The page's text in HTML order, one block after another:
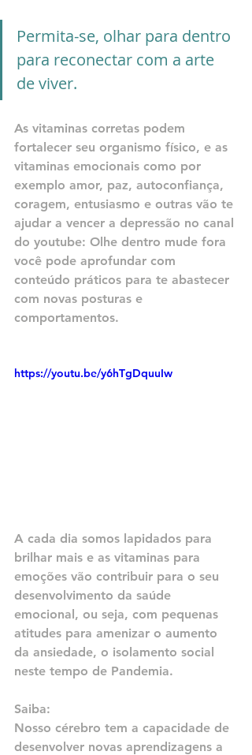
Permita-se, olhar para dentro
para reconectar com a arte
de viver.
As vitaminas corretas podem
fortalecer seu organismo físico, e as
vitaminas emocionais como por
exemplo amor, paz, autoconfiança,
coragem, entusiasmo e outras vão te
ajudar a vencer a depressão no canal
do youtube: Olhe dentro mude fora
você pode aprofundar com
conteúdo práticos para te abastecer
com novas posturas e
comportamentos.
https://youtu.be/y6hTgDquuIw
A cada dia somos lapidados para
brilhar mais e as vitaminas para
emoções vão contribuir para o seu
desenvolvimento da saúde
emocional, ou seja, com pequenas
atitudes para amenizar o aumento
da ansiedade, o isolamento social
neste tempo de Pandemia.
Saiba:
Nosso cérebro tem a capacidade de
desenvolver novas aprendizagens a